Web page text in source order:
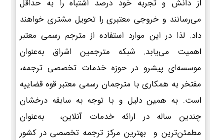
از دانش و تجربه خود درصد اشتباه را به حداقل
می‌رسانند و خروجی معتبری را تحویل مشتری خواهند
داد. لذا در این موارد استفاده از مترجم رسمی معتبر
اهمیت می‌یابد. شبکه مترجمین اشراق به‌عنوان
موسسه‌ای پیشرو در حوزه خدمات تخصصی ترجمه،
مفتخر به همکاری با مترجمان رسمی معتبر قوه قضاییه
است. به همین دلیل و با توجه به سابقه درخشان
چندین ساله در ارائه خدمات آنلاین، به‌عنوان
مطمئن‌ترین و بهترین مرکز ترجمه تخصصی در کشور